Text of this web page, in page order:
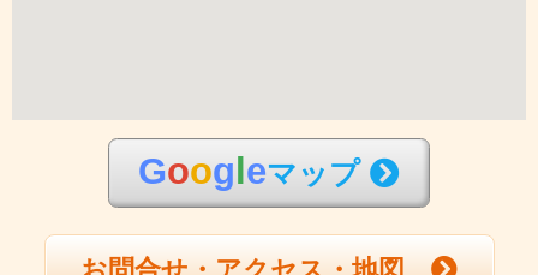
Goog eマップ